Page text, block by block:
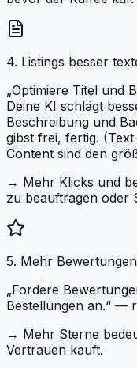
4. Listings besser
„Optimiere Titel und
Deine KI schlägt
Beschreibung und
gibst frei, fertig.
Content sind den
→ Mehr Klicks und
zu beauftragen oder
5. Mehr
„Fordere
Bestellungen an.“ —
→ Mehr Sterne
Vertrauen kauft.